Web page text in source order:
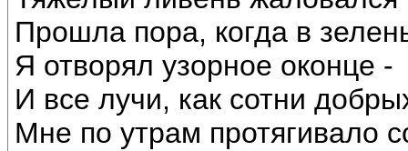
Прошла пора, когда в
Я отворял узорное оконце -
И все лучи, как сотни
Мне по утрам протягивало